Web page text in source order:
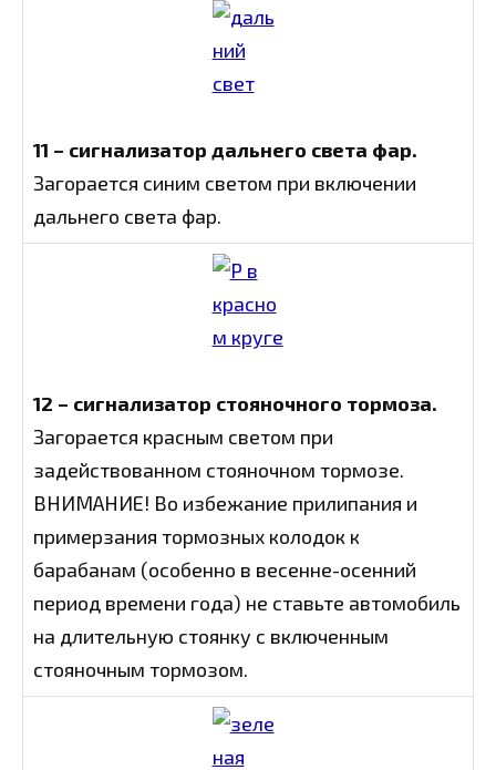
11 – сигнализатор дальнего света фар.
Загорается синим светом при включении
дальнего света фар.
12 – сигнализатор стояночного тормоза.
Загорается красным светом при
задействованном стояночном тормозе.
ВНИМАНИЕ! Во избежание прилипания и
примерзания тормозных колодок к
барабанам (особенно в весенне-осенний
период времени года) не ставьте автомобиль
на длительную стоянку с включенным
стояночным тормозом.